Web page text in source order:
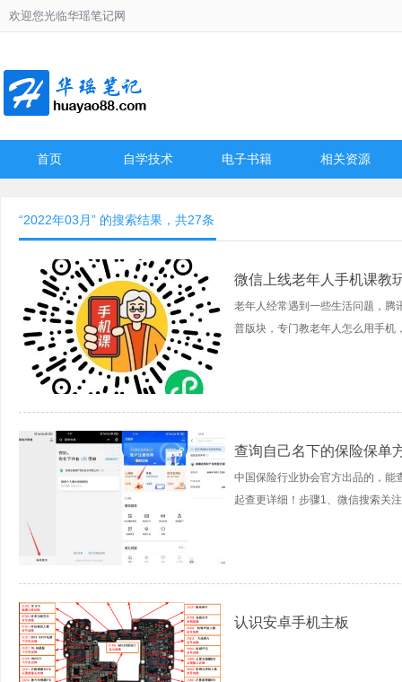
欢迎您光临华瑶笔记网
首页 自学技术 电子书籍 相关资源
“2022年03月” 的搜索结果，共27条
微信上线老年人手机课教
老年人经常遇到一些生活问题，腾
普版块，专门教老年人怎么用手机
查询自己名下的保险保单
中国保险行业协会官方出品的，能
起查更详细！步骤1、微信搜索关
认识安卓手机主板